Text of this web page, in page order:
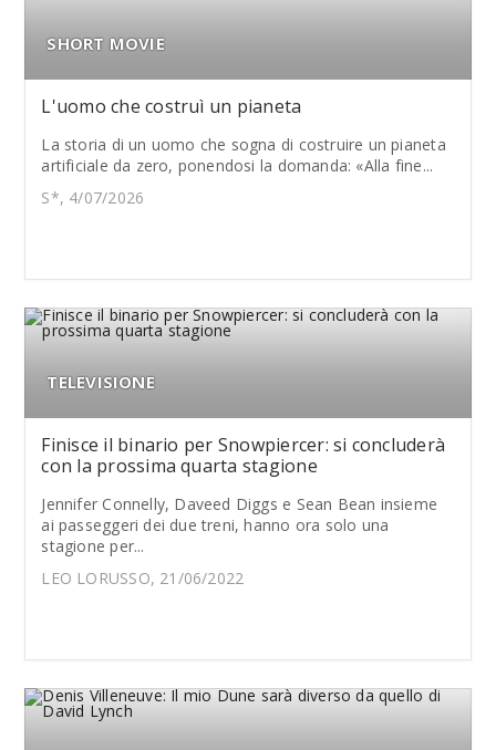
SHORT MOVIE
L'uomo che costruì un pianeta
La storia di un uomo che sogna di costruire un pianeta
artificiale da zero, ponendosi la domanda: «Alla fine...
S*, 4/07/2026
TELEVISIONE
Finisce il binario per Snowpiercer: si concluderà
con la prossima quarta stagione
Jennifer Connelly, Daveed Diggs e Sean Bean insieme
ai passeggeri dei due treni, hanno ora solo una
stagione per...
LEO LORUSSO, 21/06/2022